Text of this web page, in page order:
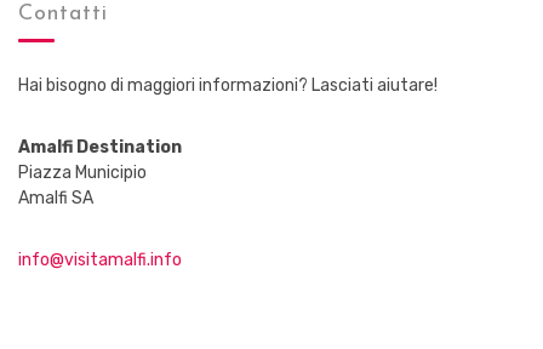
Contatti
Hai bisogno di maggiori informazioni? Lasciati aiutare!
Amalfi Destination
Piazza Municipio
Amalfi SA
info@visitamalfi.info